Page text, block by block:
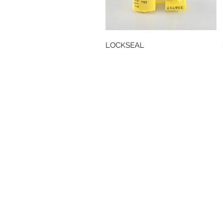
Snabbvisning
LOCKSEAL